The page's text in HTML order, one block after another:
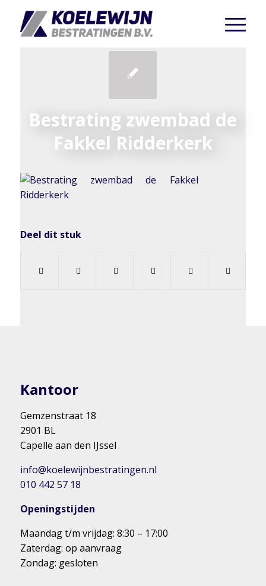
Bestrating zwembad de
Fakkel Ridderkerk
Deel dit stuk
Kantoor
Gemzenstraat 18
2901 BL
Capelle aan den IJssel
info@koelewijnbestratingen.nl
010 442 57 18
Openingstijden
Maandag t/m vrijdag: 8:30 – 17:00
Zaterdag: op aanvraag
Zondag: gesloten